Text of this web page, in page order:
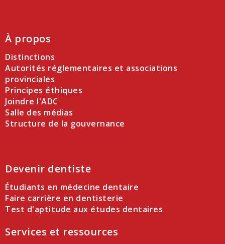
À propos
Distinctions
Autorités réglementaires et associations
provinciales
Principes éthiques
Joindre l'ADC
Salle des médias
Structure de la gouvernance
Devenir dentiste
Étudiants en médecine dentaire
Faire carrière en dentisterie
Test d'aptitude aux études dentaires
Services et ressources